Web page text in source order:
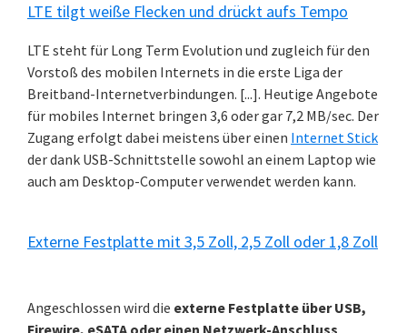
LTE tilgt weiße Flecken und drückt aufs Tempo
LTE steht für Long Term Evolution und zugleich für den
Vorstoß des mobilen Internets in die erste Liga der
Breitband-Internetverbindungen. [...]. Heutige Angebote
für mobiles Internet bringen 3,6 oder gar 7,2 MB/sec. Der
Zugang erfolgt dabei meistens über einen Internet Stick
der dank USB-Schnittstelle sowohl an einem Laptop wie
auch am Desktop-Computer verwendet werden kann.
Externe Festplatte mit 3,5 Zoll, 2,5 Zoll oder 1,8 Zoll
Angeschlossen wird die externe Festplatte über USB,
Firewire, eSATA oder einen Netzwerk-Anschluss